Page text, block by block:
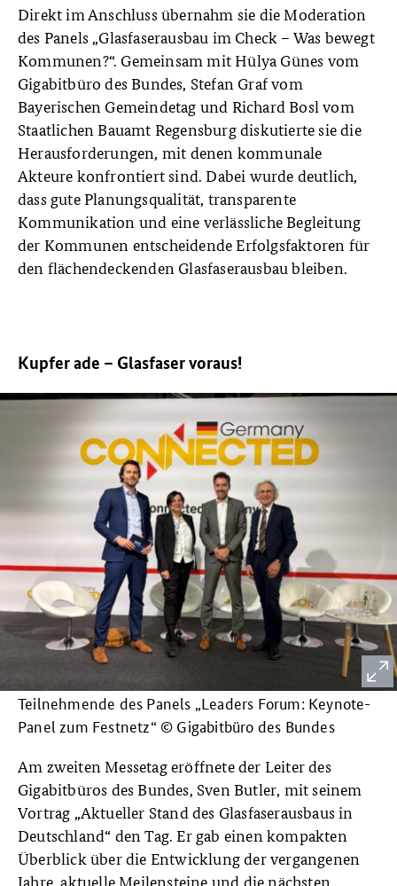
Direkt im Anschluss übernahm sie die Moderation
des Panels „Glasfaserausbau im Check – Was bewegt
Kommunen?“. Gemeinsam mit Hülya Günes vom
Gigabitbüro des Bundes, Stefan Graf vom
Bayerischen Gemeindetag und Richard Bosl vom
Staatlichen Bauamt Regensburg diskutierte sie die
Herausforderungen, mit denen kommunale
Akteure konfrontiert sind. Dabei wurde deutlich,
dass gute Planungsqualität, transparente
Kommunikation und eine verlässliche Begleitung
der Kommunen entscheidende Erfolgsfaktoren für
den flächendeckenden Glasfaserausbau bleiben.
Kupfer ade – Glasfaser voraus!
Teilnehmende des Panels „Leaders Forum: Keynote-
Panel zum Festnetz“ © Gigabitbüro des Bundes
Am zweiten Messetag eröffnete der Leiter des
Gigabitbüros des Bundes, Sven Butler, mit seinem
Vortrag „Aktueller Stand des Glasfaserausbaus in
Deutschland“ den Tag. Er gab einen kompakten
Überblick über die Entwicklung der vergangenen
Jahre, aktuelle Meilensteine und die nächsten